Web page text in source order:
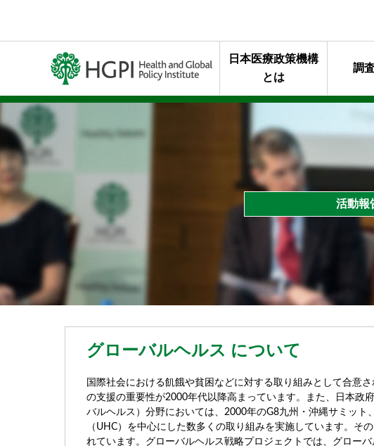
日本医療政策機構
とは
ミッション・行動指針
代表理事メッセージ
終身名誉チェアマンメッセ
組織概要
年報・最近の活動
HGPIを支えるプロフェッ
スタッフの声
HGPIのあゆみ
黒川清賞
調
活動報
グローバルヘルス について
国際社会における飢餓や貧困などに対する取り組みとして合意
の支援の重要性が2000年代以降高まっています。また、日本政
バルヘルス）分野においては、2000年のG8九州・沖縄サミッ
（UHC）を中心にした数多くの取り組みを実施しています。
れています。グローバルヘルス戦略プロジェクトでは、グロー